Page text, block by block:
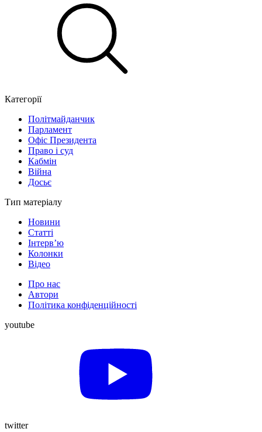
Категорії
Політмайданчик
Парламент
Офіс Президента
Право і суд
Кабмін
Війна
Досьє
Тип матеріалу
Новини
Статті
Інтерв’ю
Колонки
Відео
Про нас
Автори
Політика конфіденційності
youtube
twitter